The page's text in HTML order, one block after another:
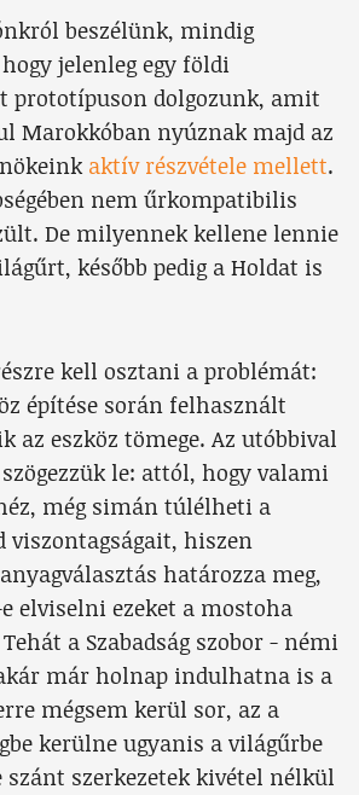
beszélünk, mindig
jelenleg egy földi
prototípuson dolgozunk, amit
Marokkóban nyúznak majd az
aktív részvétele mellett.
nem űrkompatibilis
De milyennek kellene lennie
később pedig a Holdat is
kell osztani a problémát:
építése során felhasznált
az eszköz tömege. Az utóbbival
le: attól, hogy valami
még simán túlélheti a
viszontagságait, hiszen
határozza meg,
elviselni ezeket a mostoha
a Szabadság szobor - némi
már holnap indulhatna is a
mégsem kerül sor, az a
kerülne ugyanis a világűrbe
szerkezetek kivétel nélkül